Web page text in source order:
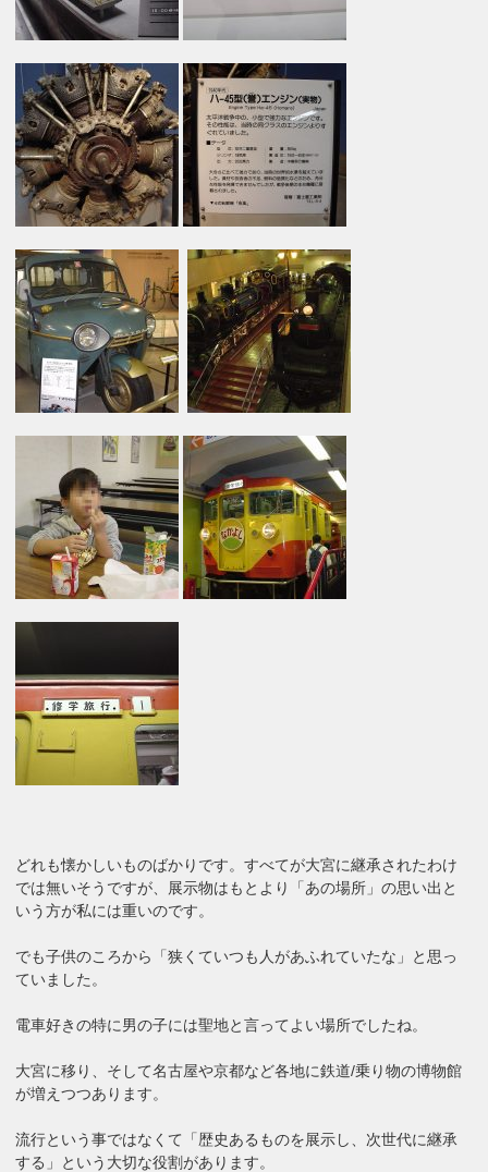
どれも懐かしいものばかりです。すべてが大宮に継承されたわけ
では無いそうですが、展示物はもとより「あの場所」の思い出と
いう方が私には重いのです。
でも子供のころから「狭くていつも人があふれていたな」と思っ
ていました。
電車好きの特に男の子には聖地と言ってよい場所でしたね。
大宮に移り、そして名古屋や京都など各地に鉄道/乗り物の博物館
が増えつつあります。
流行という事ではなくて「歴史あるものを展示し、次世代に継承
する」という大切な役割があります。